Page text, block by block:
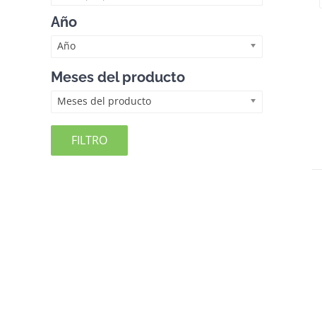
Año
Año
Meses del producto
Meses del producto
FILTRO